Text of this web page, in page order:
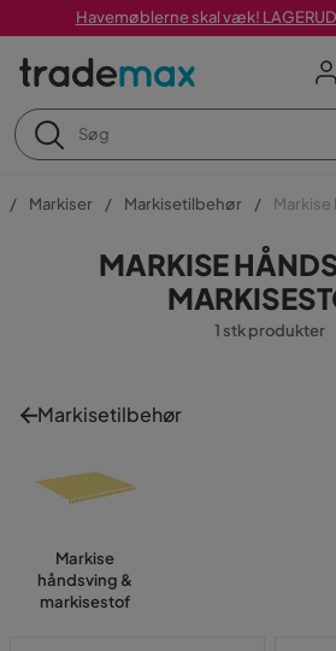
Havemøblerne skal væk!
Markiser Markisetilbehør
MARKISE
1 stk produkter
Markisetilbehør
Markise
håndsving &
markisestof